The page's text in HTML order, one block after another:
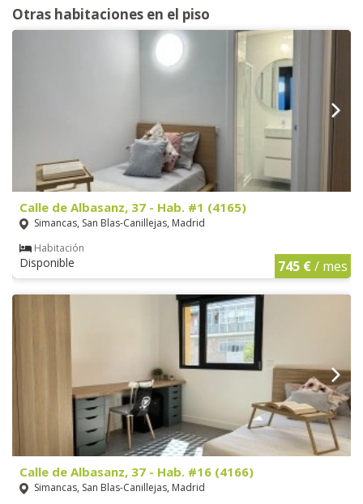
Otras habitaciones en el piso
Calle de Albasanz, 37 - Hab. #1 (4165)
Simancas, San Blas-Canillejas, Madrid
Habitación
Disponible 745 €/ mes
Calle de Albasanz, 37 - Hab. #16 (4166)
Simancas, San Blas-Canillejas, Madrid